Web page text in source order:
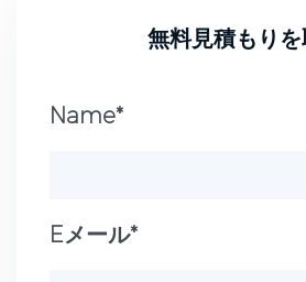
無料見積もり
Name*
Eメール*